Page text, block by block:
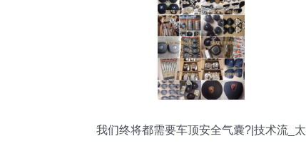
我们终将都需要车顶安全气囊?|技术流_太